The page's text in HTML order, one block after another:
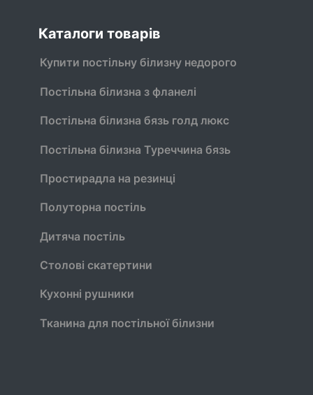
Каталоги товарів
Купити постільну білизну недорого
Постільна білизна з фланелі
Постільна білизна бязь голд люкс
Постільна білизна Туреччина бязь
Простирадла на резинці
Полуторна постіль
Дитяча постіль
Столові скатертини
Кухонні рушники
Тканина для постільної білизни